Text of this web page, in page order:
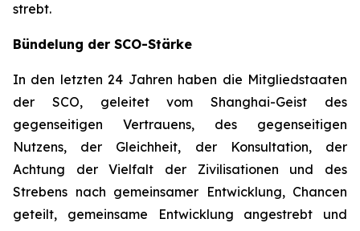
strebt.
Bündelung der SCO-Stärke
In den letzten 24 Jahren haben die Mitgliedstaaten
der SCO, geleitet vom Shanghai-Geist des
gegenseitigen Vertrauens, des gegenseitigen
Nutzens, der Gleichheit, der Konsultation, der
Achtung der Vielfalt der Zivilisationen und des
Strebens nach gemeinsamer Entwicklung, Chancen
geteilt, gemeinsame Entwicklung angestrebt und